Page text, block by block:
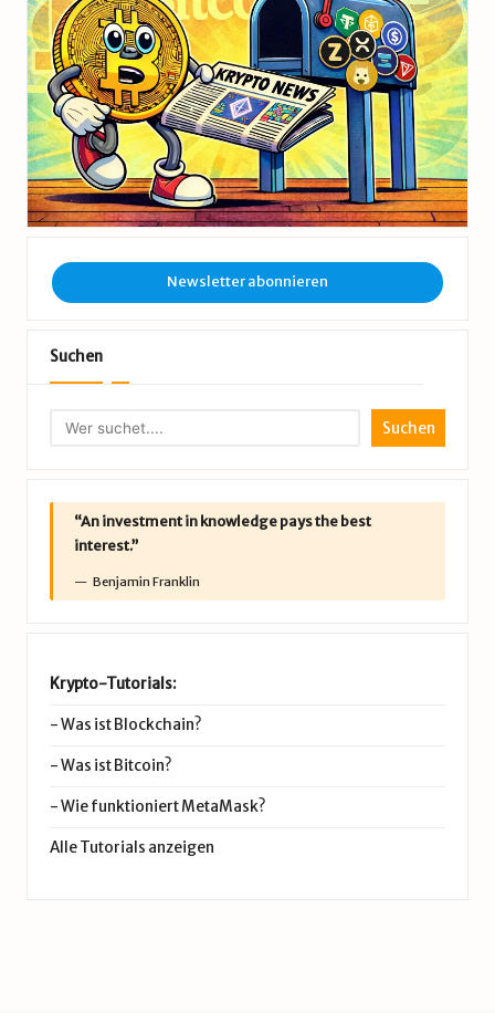
Newsletter abonnieren
Suchen
Suchen
“An investment in knowledge pays the best
interest.”
Benjamin Franklin
Krypto-Tutorials:
-Was ist Blockchain?
-Was ist Bitcoin?
-Wie funktioniert MetaMask?
Alle Tutorials anzeigen